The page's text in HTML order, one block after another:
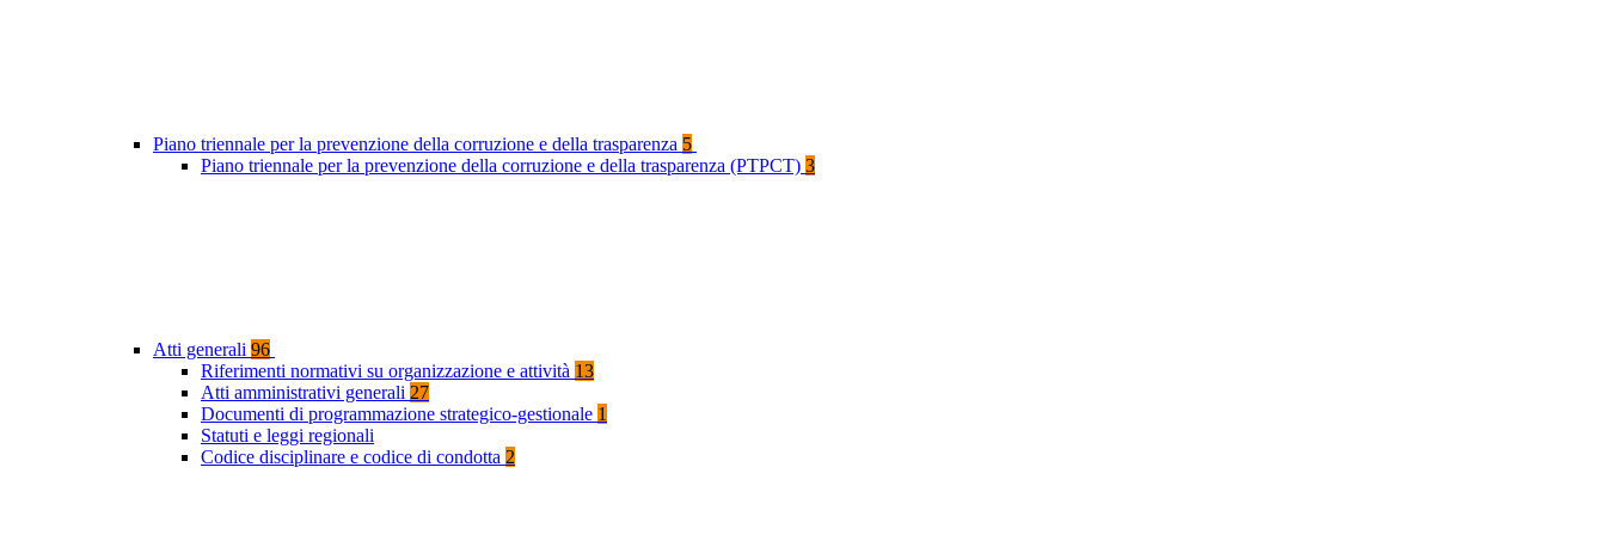
Piano triennale per la prevenzione della corruzione e della trasparenza 5
Piano triennale per la prevenzione della corruzione e della trasparenza (PTPCT) 3
Atti generali 96
Riferimenti normativi su organizzazione e attività 13
Atti amministrativi generali 27
Documenti di programmazione strategico-gestionale 1
Statuti e leggi regionali
Codice disciplinare e codice di condotta 2